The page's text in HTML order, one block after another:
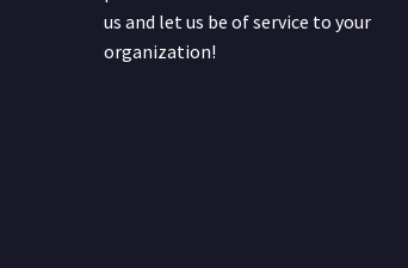
us and let us be of service to your
organization!